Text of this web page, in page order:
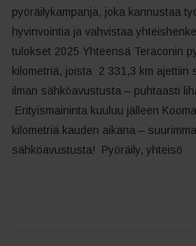
pyöräilykampanja, joka kannustaa
hyvinvointia ja vahvistaa
tulokset 2025 Yhteensä Teraconin
kilometriä, joista 2 331,3 km ajettiin
ilman sähköavustusta – puhtaasti
Erityismaininta kuuluu jälleen
kilometriä kauden aikana –
sähköavustusta! Pyöräily, yhteisö